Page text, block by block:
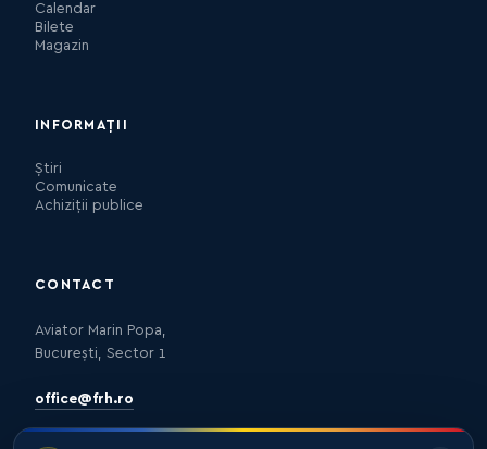
Calendar
Bilete
Magazin
INFORMAȚII
Știri
Comunicate
Achiziții publice
CONTACT
Aviator Marin Popa,
București, Sector 1
office@frh.ro